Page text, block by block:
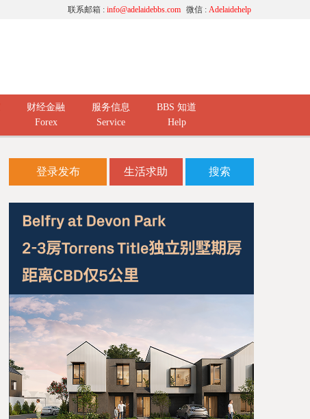
微信 : Adelaidehelp
联系邮箱 : info@adelaidebbs.com
财经金融
Forex
服务信息
Service
BBS 知道
Help
登录发布 生活求助 搜索